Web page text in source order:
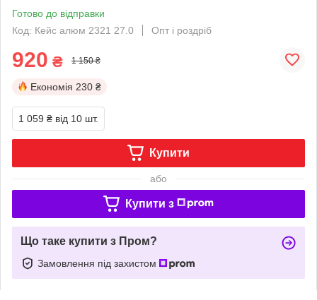
Готово до відправки
Код: Кейс алюм 2321 27.0
Опт і роздріб
920 ₴ 1 150 ₴
Економія 230 ₴
1 059 ₴ від 10 шт.
Купити
або
Купити з
Що таке купити з Пром?
Замовлення під захистом